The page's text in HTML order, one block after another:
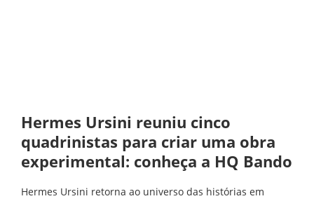
Hermes Ursini reuniu cinco
quadrinistas para criar uma obra
experimental: conheça a HQ Bando
Hermes Ursini retorna ao universo das histórias em